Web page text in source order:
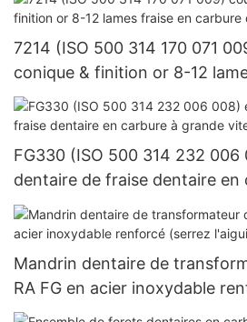
7214 (ISO 500 314 170 071
conique & finition or 8-12
dentaire fraise de coupe
FG330 (ISO 500 314 232
dentaire de fraise dentaire en
vitesse certifié CE ISO
Mandrin dentaire de
RA FG en acier inoxydable
l'aiguille)